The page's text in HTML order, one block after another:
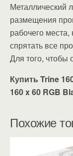
Металлический
размещения
рабочего
спрятать все
Для того, чтобы
Купить Trine
160 x 60 RGB
Похожие